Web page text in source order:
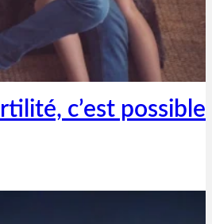
c’est possible